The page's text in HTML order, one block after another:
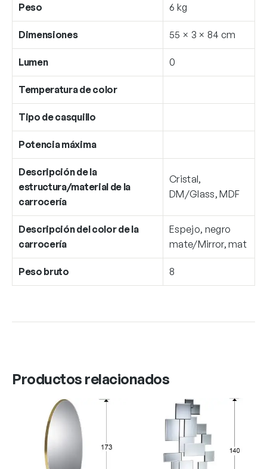
Peso 6 kg
Dimensiones 55 × 3 × 84 cm
Lumen 0
Temperatura de color
Tipo de casquillo
Potencia máxima
Descripción de la
estructura/material de la
carrocería
Cristal,
DM/Glass, MDF
Descripción del color de la
carrocería
Espejo, negro
mate/Mirror, mat
Peso bruto 8
Productos relacionados